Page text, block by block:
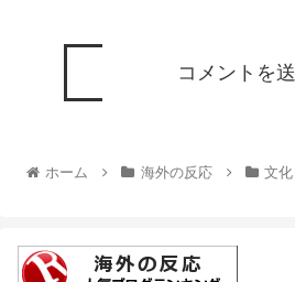
ホーム 海外の反応 文化